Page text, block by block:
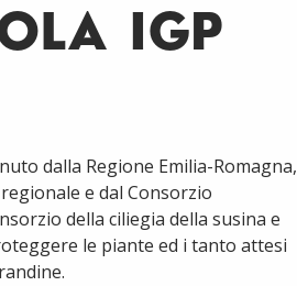
IGP
dalla Regione Emilia-Romagna,
e dal Consorzio
della ciliegia della susina e
le piante ed i tanto attesi